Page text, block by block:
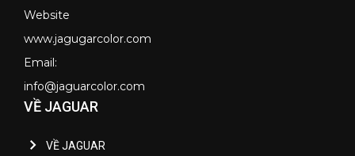
Website
www.jagugarcolor.com
Email:
info@jaguarcolor.com
VỀ JAGUAR
VỀ JAGUAR